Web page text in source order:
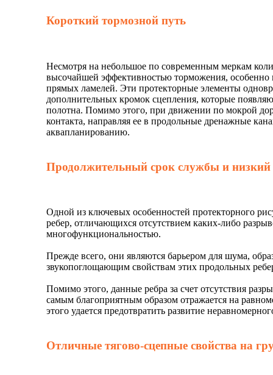
Короткий тормозной путь
Несмотря на небольшое по современным меркам
высочайшей эффективностью торможения, особенно
прямых ламелей. Эти протекторные элементы
дополнительных кромок сцепления, которые
полотна. Помимо этого, при движении по мокрой
контакта, направляя ее в продольные дренажные
аквапланированию.
Продолжительный срок службы и
Одной из ключевых особенностей протекторного
ребер, отличающихся отсутствием каких-либо
многофункциональностью.
Прежде всего, они являются барьером для шума,
звукопоглощающим свойствам этих продольных
Помимо этого, данные ребра за счет отсутствия
самым благоприятным образом отражается на
этого удается предотвратить развитие
Отличные тягово-сцепные свойства на